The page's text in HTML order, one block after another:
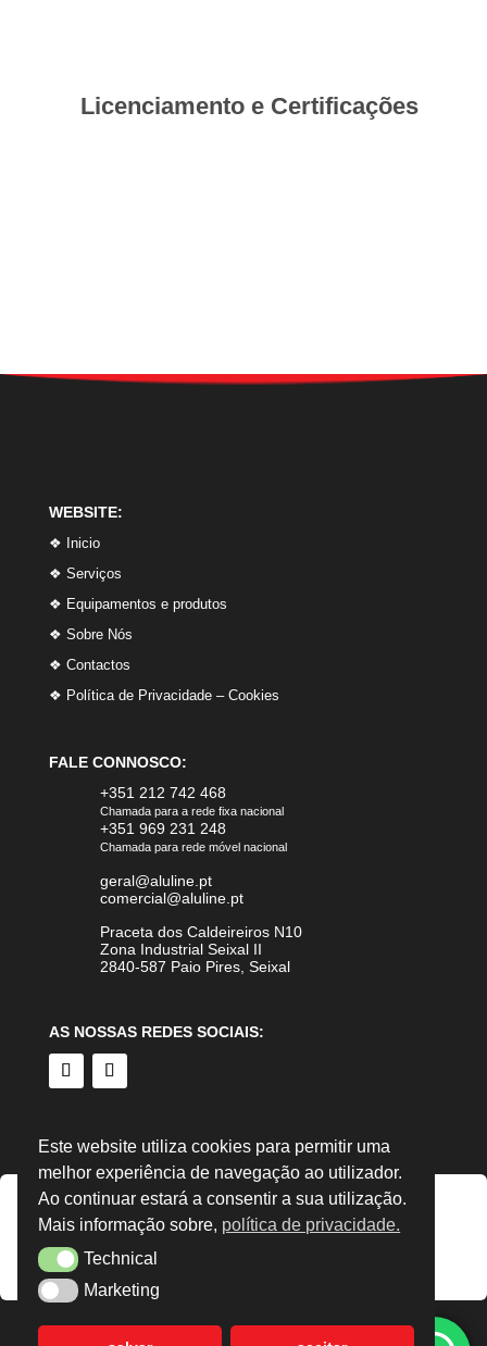
Licenciamento e Certificações
WEBSITE:
❖ Inicio
❖ Serviços
❖ Equipamentos e produtos
❖ Sobre Nós
❖ Contactos
❖ Política de Privacidade – Cookies
FALE CONNOSCO:
+351 212 742 468
Chamada para a rede fixa nacional
+351 969 231 248
Chamada para rede móvel nacional
geral@aluline.pt
comercial@aluline.pt
Praceta dos Caldeireiros N10
Zona Industrial Seixal II
2840-587 Paio Pires, Seixal
AS NOSSAS REDES SOCIAIS:
© 2024 Aluline Portugal, Lda – Todos os Direitos Reservados
Este website utiliza cookies para permitir uma
melhor experiência de navegação ao utilizador.
Ao continuar estará a consentir a sua utilização.
Mais informação sobre, política de privacidade.
TechnicalTechnical
MarketingMarketing